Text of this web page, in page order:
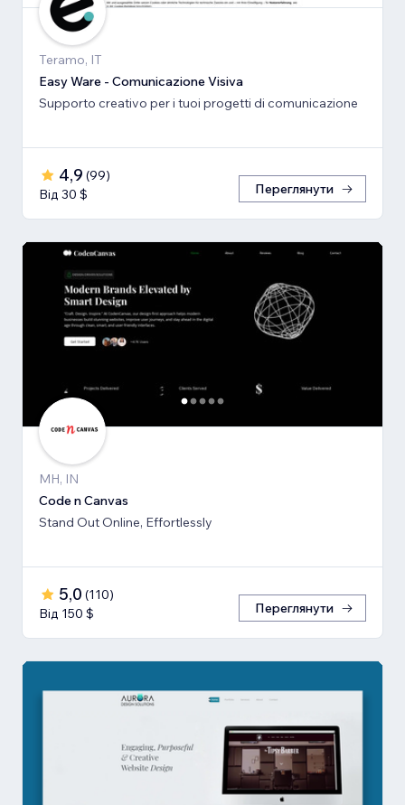
Teramo, IT
Easy Ware - Comunicazione Visiva
Supporto creativo per i tuoi progetti di comunicazione
4,9 (99)
Від 30 $
Переглянути
MH, IN
Code n Canvas
Stand Out Online, Effortlessly
5,0 (110)
Від 150 $
Переглянути